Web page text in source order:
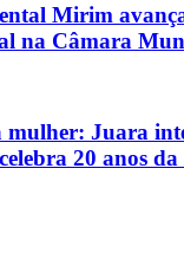
Mirim
na Câmara
Juara
20 anos